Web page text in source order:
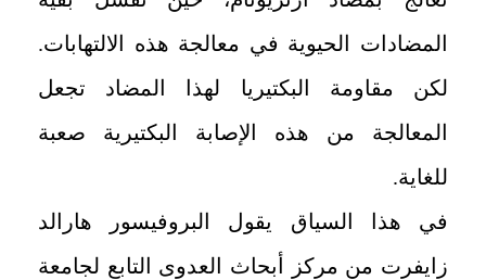
المضادات الحيوية في معالجة هذه الالتهابات.
لكن مقاومة البكتيريا لهذا المضاد تجعل
المعالجة من هذه الإصابة البكتيرية صعبة
للغاية.
في هذا السياق يقول البروفيسور هارالد
زايفرت من مركز أبحاث العدوى التابع لجامعة